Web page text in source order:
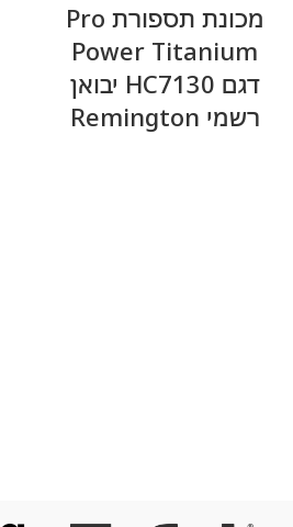
מכונת תספורת Pro
Power Titanium
דגם HC7130 יבואן
רשמי Remington